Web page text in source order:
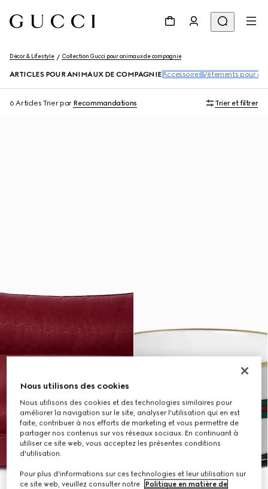
Décor & Lifestyle Collection Gucci pour animaux de compagnie
ARTICLES POUR ANIMAUX DE COMPAGNIE Accessoires Vêtements pour
6 Articles Trier par Recommandations Trier et filtrer
Nous utilisons des cookies
Nous utilisons des cookies et des technologies similaires pour
améliorer la navigation sur le site, analyser l'utilisation qui en est
faite, contribuer à nos efforts de marketing et vous permettre de
partager nos contenus sur vos réseaux sociaux. En continuant à
utiliser ce site web, vous acceptez les présentes conditions
d'utilisation.
Pour plus d'informations sur ces technologies et leur utilisation sur
ce site web, veuillez consulter notre
Politique en matière de